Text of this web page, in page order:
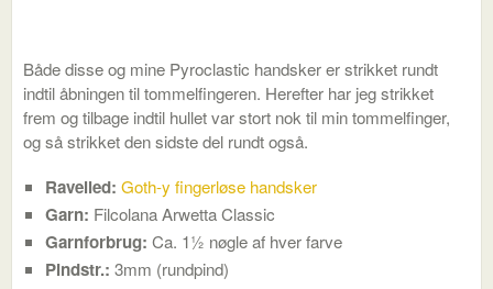
Både disse og mine Pyroclastic handsker er strikket rundt
indtil åbningen til tommelfingeren. Herefter har jeg strikket
frem og tilbage indtil hullet var stort nok til min tommelfinger,
og så strikket den sidste del rundt også.
Ravelled: Goth-y fingerløse handsker
Garn: Filcolana Arwetta Classic
Garnforbrug: Ca. 1½ nøgle af hver farve
Pindstr.: 3mm (rundpind)